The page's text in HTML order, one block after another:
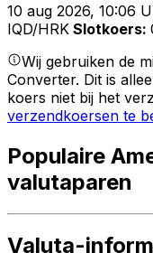
10 aug 2026, 10:06
IQD/HRK Slotkoers:
Wij gebruiken de
Converter. Dit is
koers niet bij het
verzendkoersen te
Populaire
valutaparen
Valuta-